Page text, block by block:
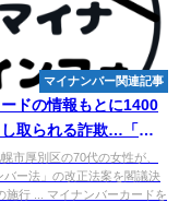
マイナンバー関連記事
ドの情報もとに1400
取られる詐欺…「
法改正案」に不信感
市厚別区の70代の女性が、
バー法」の改正法案を閣議決
施行 ... マイナンバーカードを